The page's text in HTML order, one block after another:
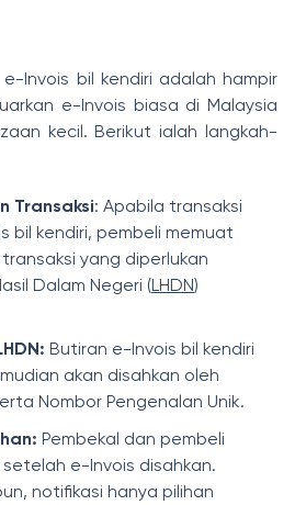
Invois bil kendiri adalah hampir
e-Invois biasa di Malaysia
kecil. Berikut ialah langkah-
Transaksi: Apabila transaksi
bil kendiri, pembeli memuat
yang diperlukan
Dalam Negeri (LHDN)
Butiran e-Invois bil kendiri
akan disahkan oleh
Nombor Pengenalan Unik.
Pembekal dan pembeli
e-Invois disahkan.
notifikasi hanya pilihan